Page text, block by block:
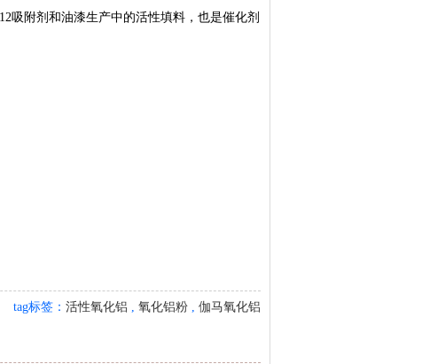
吸附剂和油漆生产中的活性填料，也是催化剂
tag标签： 活性氧化铝 , 氧化铝粉 , 伽马氧化铝